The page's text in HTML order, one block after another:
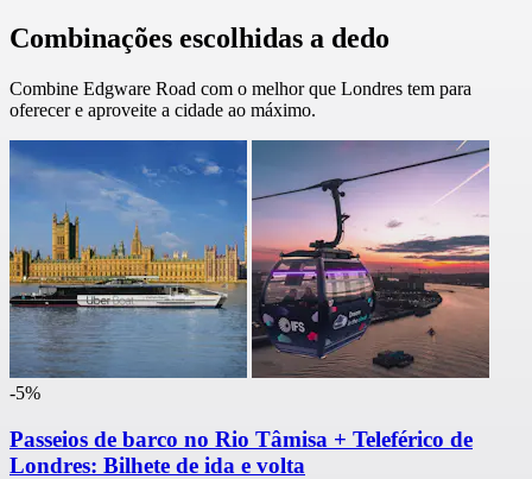
Combinações escolhidas a dedo
Combine Edgware Road com o melhor que Londres tem para
oferecer e aproveite a cidade ao máximo.
-5%
Passeios de barco no Rio Tâmisa + Teleférico de
Londres: Bilhete de ida e volta